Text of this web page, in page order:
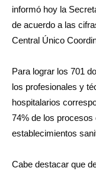
informó hoy la
de acuerdo a las
Central Único
Para lograr los 701
los profesionales y
hospitalarios
74% de los
establecimientos
Cabe destacar que